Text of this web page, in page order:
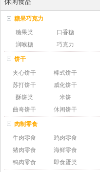
休闲食品
糖果巧克力
糖果类
口香糖
润喉糖
巧克力
饼干
夹心饼干
棒式饼干
苏打饼干
威化饼干
酥饼类
米饼
曲奇饼干
休闲饼干
肉制零食
牛肉零食
鸡肉零食
猪肉零食
海鲜零食
鸭肉零食
即食蛋类